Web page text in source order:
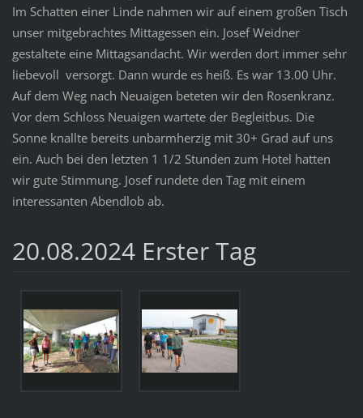
Im Schatten einer Linde nahmen wir auf einem großen Tisch
unser mitgebrachtes Mittagessen ein. Josef Weidner
gestaltete eine Mittagsandacht. Wir werden dort immer sehr
liebevoll versorgt. Dann wurde es heiß. Es war 13.00 Uhr.
Auf dem Weg nach Neuaigen beteten wir den Rosenkranz.
Vor dem Schloss Neuaigen wartete der Begleitbus. Die
Sonne knallte bereits unbarmherzig mit 30+ Grad auf uns
ein. Auch bei den letzten 1 1/2 Stunden zum Hotel hatten
wir gute Stimmung. Josef rundete den Tag mit einem
interessanten Abendlob ab.
20.08.2024 Erster Tag